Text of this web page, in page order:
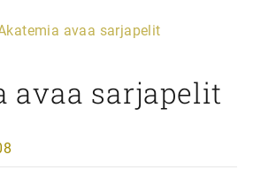
avaa sarjapelit
avaa sarjapelit